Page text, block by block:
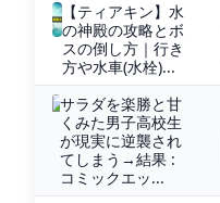
【ティアキン】水
の神殿の攻略とボ
スの倒し方｜行き
方や水車(水栓)...
サラダを楽勝と甘
くみた男子高校生
が現実に逆襲され
てしまう→結果 :
コミックエッ...